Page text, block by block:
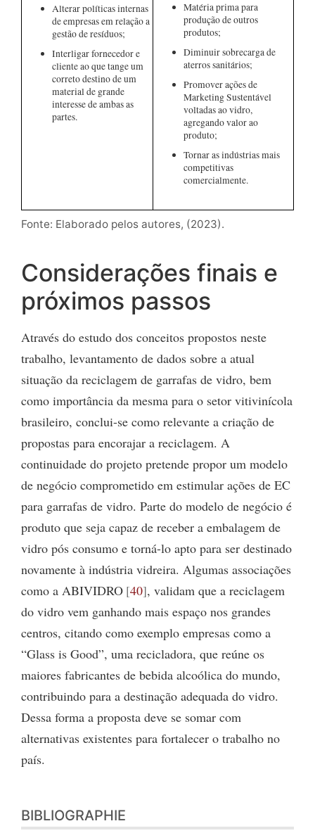
Alterar políticas internas
de empresas em relação a
gestão de resíduos;
Interligar fornecedor e
cliente ao que tange um
correto destino de um
material de grande
interesse de ambas as
partes.
Matéria prima para
produção de outros
produtos;
Diminuir sobrecarga de
aterros sanitários;
Promover ações de
Marketing Sustentável
voltadas ao vidro,
agregando valor ao
produto;
Tornar as indústrias mais
competitivas
comercialmente.
Fonte: Elaborado pelos autores, (2023).
Considerações finais e
próximos passos
Através do estudo dos conceitos propostos neste
trabalho, levantamento de dados sobre a atual
situação da reciclagem de garrafas de vidro, bem
como importância da mesma para o setor vitivinícola
brasileiro, conclui-se como relevante a criação de
propostas para encorajar a reciclagem. A
continuidade do projeto pretende propor um modelo
de negócio comprometido em estimular ações de EC
para garrafas de vidro. Parte do modelo de negócio é
produto que seja capaz de receber a embalagem de
vidro pós consumo e torná-lo apto para ser destinado
novamente à indústria vidreira. Algumas associações
como a ABIVIDRO 40 , validam que a reciclagem
do vidro vem ganhando mais espaço nos grandes
centros, citando como exemplo empresas como a
“Glass is Good”, uma recicladora, que reúne os
maiores fabricantes de bebida alcoólica do mundo,
contribuindo para a destinação adequada do vidro.
Dessa forma a proposta deve se somar com
alternativas existentes para fortalecer o trabalho no
país.
BIBLIOGRAPHIE